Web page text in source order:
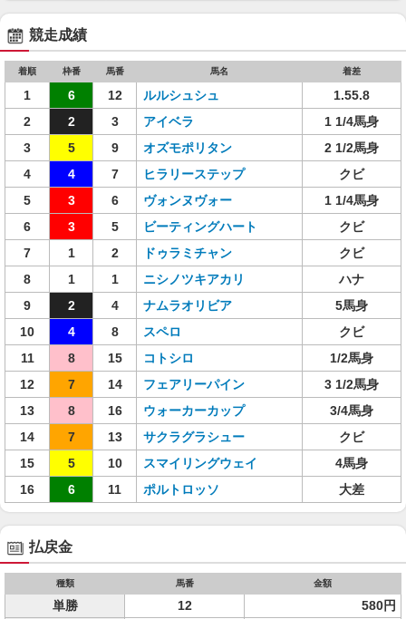
競走成績
着順 枠番 馬番 馬名 着差
1 6 12 ルルシュシュ
1.55.8
2
2 3 アイベラ
1 1/4馬身
3
5 9 オズモポリタン
2 1/2馬身
4
4 7 ヒラリーステップ
クビ
5
3 6 ヴォンヌヴォー
1 1/4馬身
6
3 5 ビーティングハート
クビ
7
1 2 ドゥラミチャン
クビ
8
1 1 ニシノツキアカリ
ハナ
9
2 4 ナムラオリビア
5馬身
10
4 8 スペロ
クビ
11
8 15 コトシロ
1/2馬身
12
7 14 フェアリーパイン
3 1/2馬身
13
8 16 ウォーカーカップ
3/4馬身
14
7 13 サクラグラシュー
クビ
15
5 10 スマイリングウェイ
4馬身
16
6 11 ポルトロッソ 大差
払戻金
種類 馬番 金額
単勝 12 580円